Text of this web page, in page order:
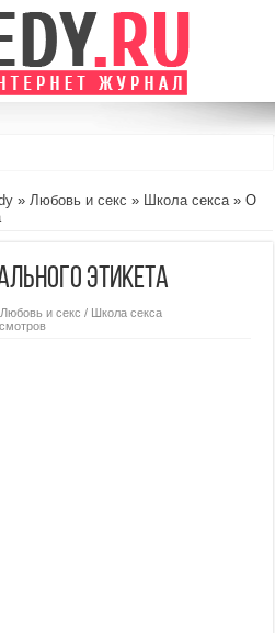
для современных мужчин
которые стоит задать себе перед тем,
жизни: 5 простых шагов
»Любовь и секс » Школа секса» О
этикета
Любовь и секс / Школа секса